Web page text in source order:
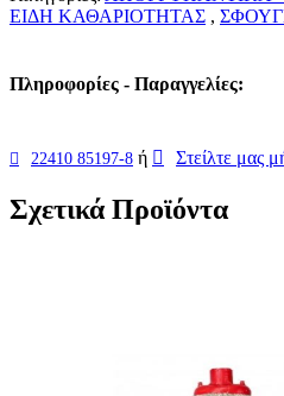
ΕΙΔΗ ΚΑΘΑΡΙΟΤΗΤΑΣ ,
Πληροφορίες - Παραγγελίες:
22410 85197-8 ή Στείλτε μας
Σχετικά Προϊόντα